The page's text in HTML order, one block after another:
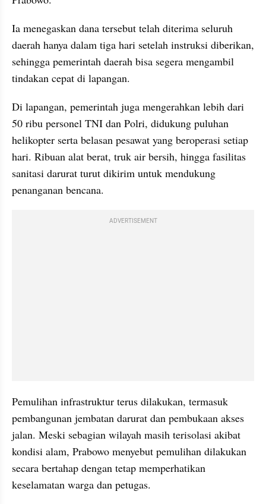
Ia menegaskan dana tersebut telah diterima seluruh
daerah hanya dalam tiga hari setelah instruksi diberikan,
sehingga pemerintah daerah bisa segera mengambil
tindakan cepat di lapangan.
Di lapangan, pemerintah juga mengerahkan lebih dari
50 ribu personel TNI dan Polri, didukung puluhan
helikopter serta belasan pesawat yang beroperasi setiap
hari. Ribuan alat berat, truk air bersih, hingga fasilitas
sanitasi darurat turut dikirim untuk mendukung
penanganan bencana.
ADVERTISEMENT
Pemulihan infrastruktur terus dilakukan, termasuk
pembangunan jembatan darurat dan pembukaan akses
jalan. Meski sebagian wilayah masih terisolasi akibat
kondisi alam, Prabowo menyebut pemulihan dilakukan
secara bertahap dengan tetap memperhatikan
keselamatan warga dan petugas.